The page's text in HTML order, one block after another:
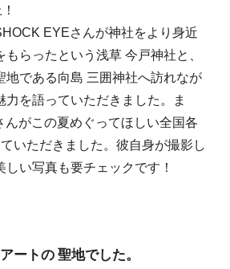
EYEさんが神社をより身近
らったという浅草 今戸神社と、
地である向島 三囲神社へ訪れなが
力を語っていただきました。ま
んがこの夏めぐってほしい全国各
いただきました。彼自身が撮影し
い写真も要チェックです！
ートの 聖地でした。